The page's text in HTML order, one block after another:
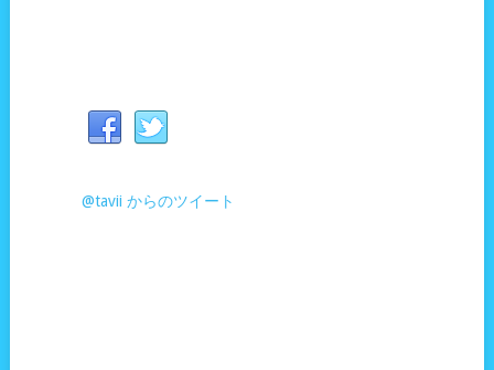
@tavii からのツイート